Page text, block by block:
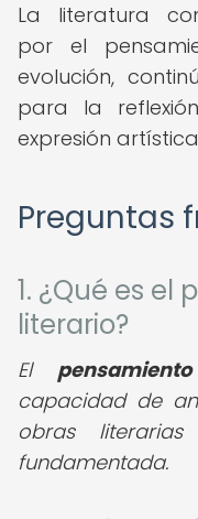
La literatura
por el
evolución,
para la
expresión
Preguntas
1. ¿Qué es
literario?
El
capacidad de
obras
fundamentada.